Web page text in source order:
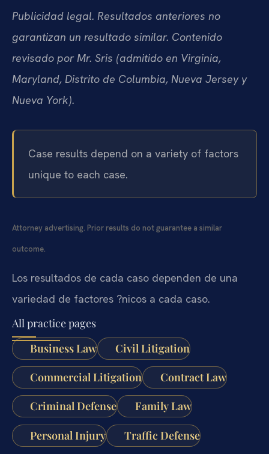
Publicidad legal. Resultados anteriores no
garantizan un resultado similar. Contenido
revisado por Mr. Sris (admitido en Virginia,
Maryland, Distrito de Columbia, Nueva Jersey y
Nueva York).
Case results depend on a variety of factors
unique to each case.
Attorney advertising. Prior results do not guarantee a similar
outcome.
Los resultados de cada caso dependen de una
variedad de factores ?nicos a cada caso.
All practice pages
Business Law
Civil Litigation
Commercial Litigation Contract Law
Criminal Defense Family Law
Personal Injury Traffic Defense